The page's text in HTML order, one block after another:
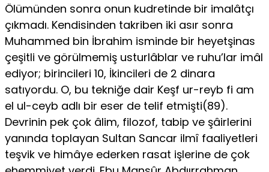
Ölümünden sonra onun kudretinde bir imalâtçı
çıkmadı. Kendisinden takriben iki asır sonra
Muhammed bin İbrahim isminde bir heyetşinas
çeşitli ve görülmemiş usturlâblar ve ruhu’lar imâl
ediyor; birincileri 10, İkincileri de 2 dinara
satıyordu. O, bu tekniğe dair Keşf ur-reyb fi am
el ul-ceyb adlı bir eser de telif etmişti(89).
Devrinin pek çok âlim, filozof, tabip ve şâirlerini
yanında toplayan Sultan Sancar ilmî faaliyetleri
teşvik ve himâye ederken rasat işlerine de çok